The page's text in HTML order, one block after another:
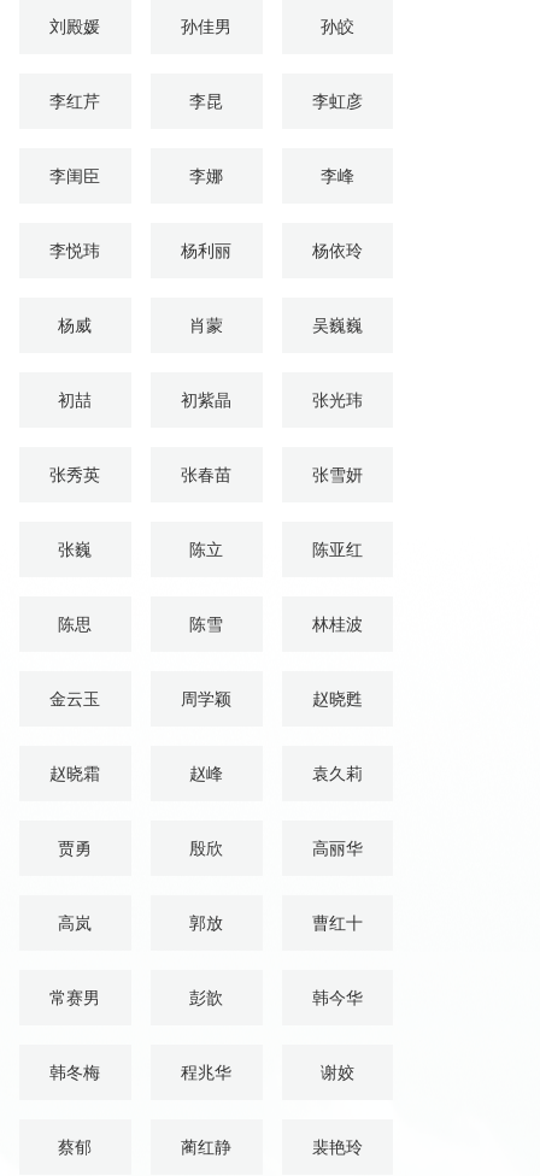
刘殿媛 孙佳男 孙皎
李红芹 李昆 李虹彦
李闺臣 李娜 李峰
李悦玮 杨利丽 杨依玲
杨威 肖蒙 吴巍巍
初喆 初紫晶 张光玮
张秀英 张春苗 张雪妍
张巍 陈立 陈亚红
陈思 陈雪 林桂波
金云玉 周学颖 赵晓甦
赵晓霜 赵峰 袁久莉
贾勇 殷欣 高丽华
高岚 郭放 曹红十
常赛男 彭歆 韩今华
韩冬梅 程兆华 谢姣
蔡郁 蔺红静 裴艳玲